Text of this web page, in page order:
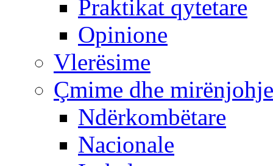
Praktikat qytetare
Opinione
Vlerësime
Çmime dhe mirënjohje
Ndërkombëtare
Nacionale